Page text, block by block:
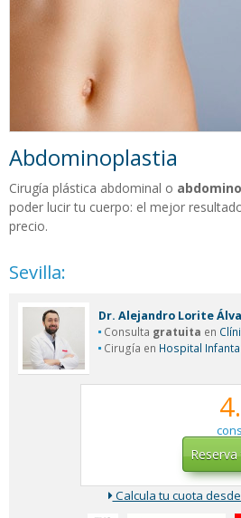
Abdominoplastia
Cirugía plástica abdominal o
poder lucir tu cuerpo: el mejor
precio.
Sevilla:
Dr. Alejandro Lorite
Consulta gratuita en
Cirugía en Hospital
Calcula tu cuota